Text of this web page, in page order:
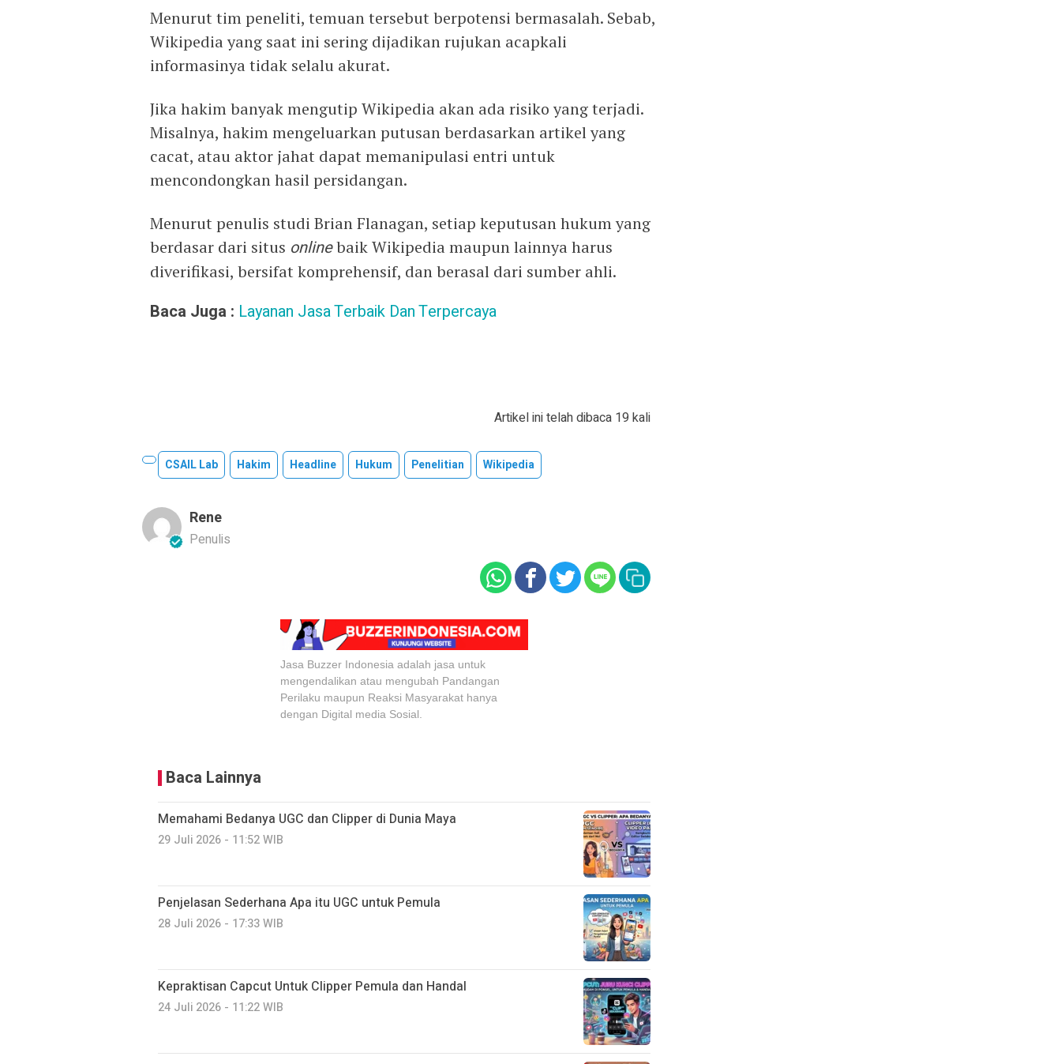
Menurut tim peneliti, temuan tersebut berpotensi bermasalah. Sebab,
Wikipedia yang saat ini sering dijadikan rujukan acapkali
informasinya tidak selalu akurat.
Jika hakim banyak mengutip Wikipedia akan ada risiko yang terjadi.
Misalnya, hakim mengeluarkan putusan berdasarkan artikel yang
cacat, atau aktor jahat dapat memanipulasi entri untuk
mencondongkan hasil persidangan.
Menurut penulis studi Brian Flanagan, setiap keputusan hukum yang
berdasar dari situs onlinebaik Wikipedia maupun lainnya harus
diverifikasi, bersifat komprehensif, dan berasal dari sumber ahli.
Baca Juga : Layanan Jasa Terbaik Dan Terpercaya
Artikel ini telah dibaca 19 kali
CSAIL Lab Hakim Headline Hukum Penelitian Wikipedia
Rene
Penulis
Jasa Buzzer Indonesia adalah jasa untuk
mengendalikan atau mengubah Pandangan
Perilaku maupun Reaksi Masyarakat hanya
dengan Digital media Sosial.
Baca Lainnya
Memahami Bedanya UGC dan Clipper di Dunia Maya
29 Juli 2026 - 11:52 WIB
Penjelasan Sederhana Apa itu UGC untuk Pemula
28 Juli 2026 - 17:33 WIB
Kepraktisan Capcut Untuk Clipper Pemula dan Handal
24 Juli 2026 - 11:22 WIB